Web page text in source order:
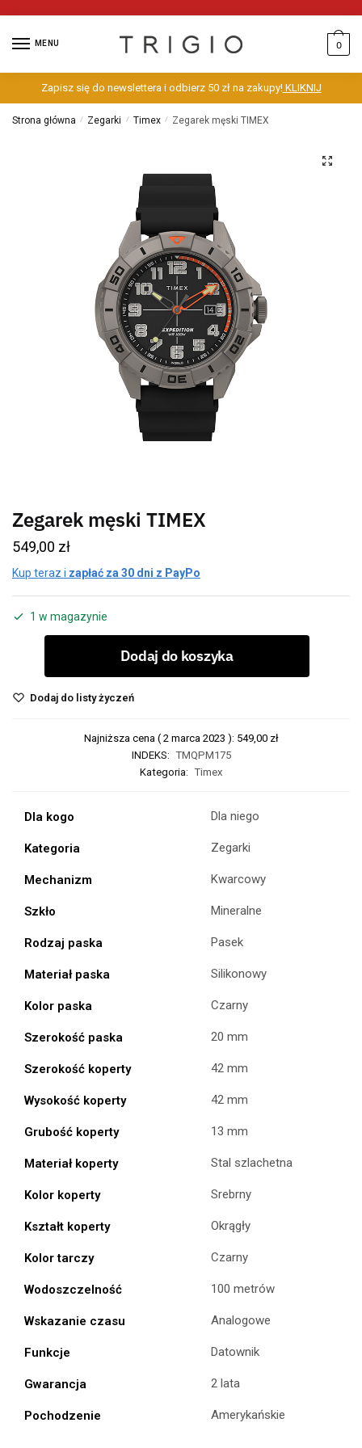
MENU 0
Zapisz się do newslettera i odbierz 50 zł na zakupy!KLIKNIJ
Strona główna / Zegarki / Timex / Zegarek męski TIMEX
Zegarek męski TIMEX
549,00 zł
Kup teraz i zapłać za 30 dni z PayPo
1 w magazynie
Dodaj do koszyka
Dodaj do listy życzeń
Najniższa cena (2 marca 2023 ): 549,00 zł
INDEKS: TMQPM175
Kategoria: Timex
Dla kogo Dla niego
Kategoria Zegarki
Mechanizm Kwarcowy
Szkło Mineralne
Rodzaj paska Pasek
Materiał paska Silikonowy
Kolor paska Czarny
Szerokość paska 20 mm
Szerokość koperty 42 mm
Wysokość koperty 42 mm
Grubość koperty 13 mm
Materiał koperty Stal szlachetna
Kolor koperty Srebrny
Kształt koperty Okrągły
Kolor tarczy Czarny
Wodoszczelność 100 metrów
Wskazanie czasu Analogowe
Funkcje Datownik
Gwarancja 2 lata
Pochodzenie Amerykańskie